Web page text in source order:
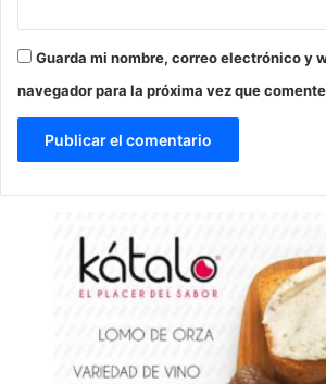
Guarda mi nombre, correo electrónico y
navegador para la próxima vez que